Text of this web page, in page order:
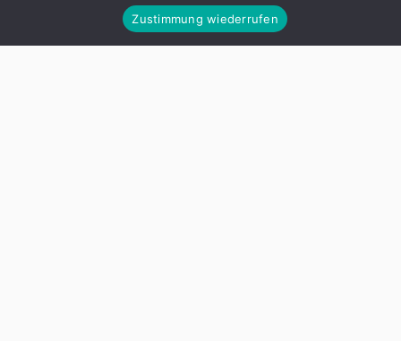
Arizona, wo das Unter- nehmen bereits seit einem Jahr
die autonomen Fahrzeuge mit rund 400 Testfamilien
Zustimmung wiederrufen